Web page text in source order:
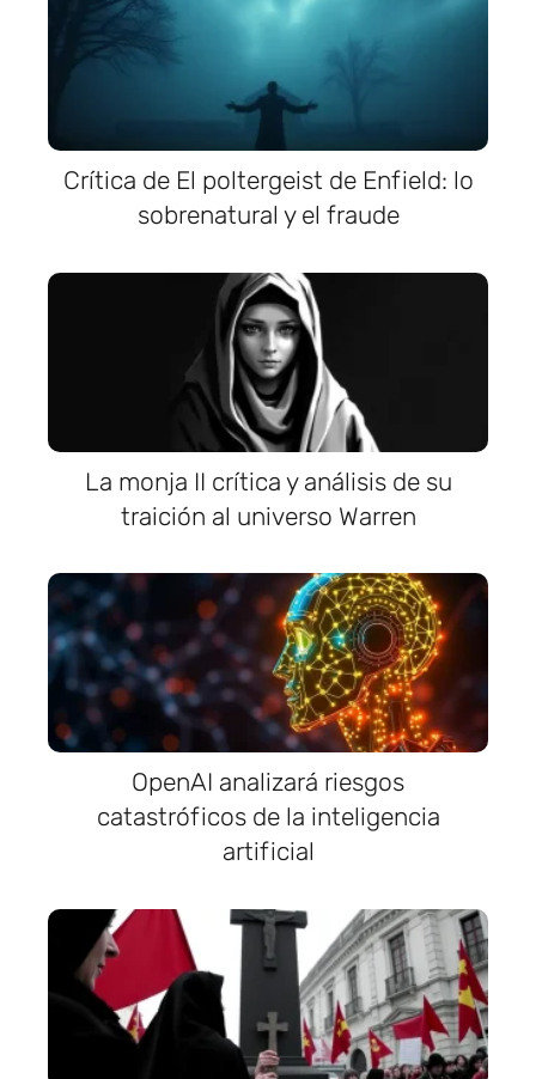
Crítica de El poltergeist de Enfield: lo
sobrenatural y el fraude
La monja II crítica y análisis de su
traición al universo Warren
OpenAI analizará riesgos
catastróficos de la inteligencia
artificial